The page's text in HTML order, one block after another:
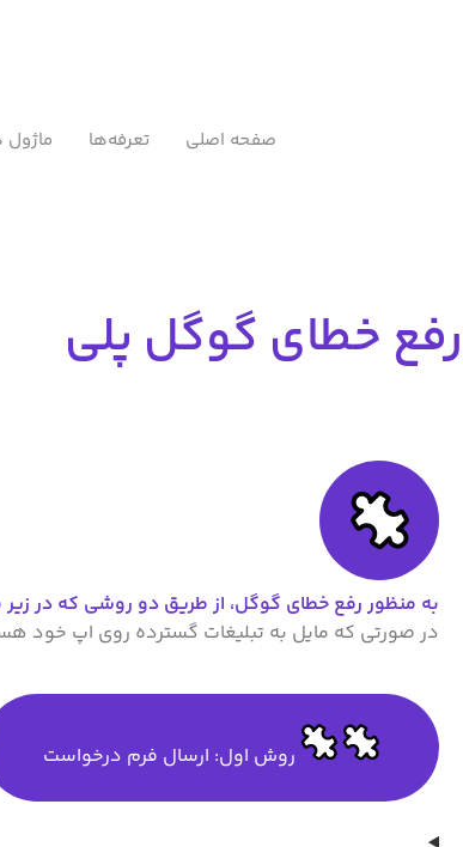
صفحه اصلی تعرفه‌ها ماژول
رفع خطای گوگل پلی
به منظور رفع خطای گوگل، از طریق دو روشی که در زیر
در صورتی که مایل به تبلیغات گسترده روی اپ خود
روش اول: ارسال فرم درخواست